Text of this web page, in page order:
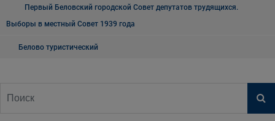
Первый Беловский городской Совет депутатов трудящихся.
Выборы в местный Совет 1939 года
Белово туристический